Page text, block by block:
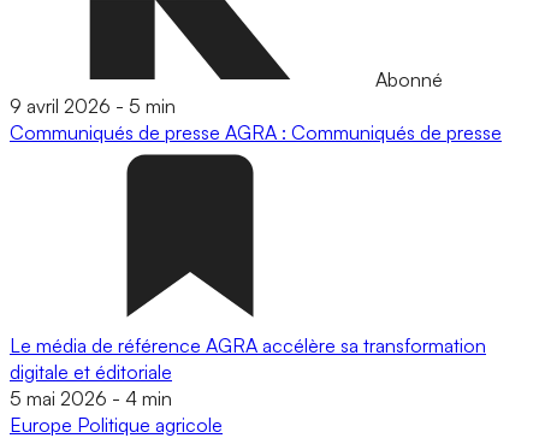
Abonné
9 avril 2026 - 5 min
Communiqués de presse AGRA : Communiqués de presse
Le média de référence AGRA accélère sa transformation
digitale et éditoriale
5 mai 2026 - 4 min
Europe Politique agricole